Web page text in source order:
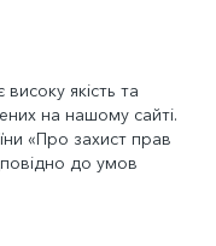
якість та
на нашому сайті.
«Про захист прав
до умов